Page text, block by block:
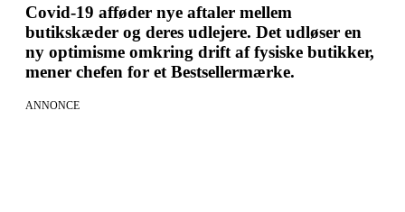
Covid-19 afføder nye aftaler mellem
butikskæder og deres udlejere. Det udløser en
ny optimisme omkring drift af fysiske butikker,
mener chefen for et Bestsellermærke.
ANNONCE